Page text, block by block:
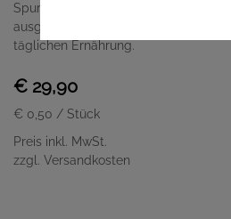
Spurenelementen, Hyaluronsäure,
ausgewählten Pflanzenextrakten zur
täglichen Ernährung.
€ 29,90
€ 0,50 / Stück
Preis inkl. MwSt.
zzgl. Versandkosten